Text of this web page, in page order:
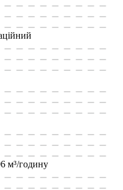
м³/годину